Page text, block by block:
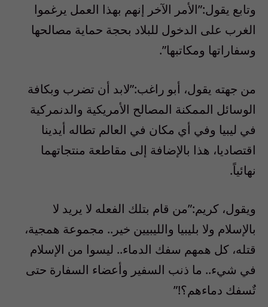
وتابع يقول:”الأمر الآخر إنهم بهذا العمل يرغموا
الغرب على الدخول للبلاد بحجة حماية مصالحها
وسفاراتها ومكاتبها”.
من جهته يقول، أبو راغب:”لابد أن تضرب وبكافة
الوسائل الممكنة المصالح الأمريكية والدنمركية
في ليبيا وفي أي مكان في العالم تطاله أيدينا
اقتصاديا، هذا بالإضافة إلى مقاطعة منتجاتهما
نهائياً.
ويقول، كريم:”من قام بتلك الفعله لا يريد لا
بالإسلام ولا بليبيا والليبيين خير.. مجموعة همجية،
قتله، كل همهم سفك الدماء.. ليسوا من الإسلام
في شيء.. ما ذنب السفير وأعضاء السفارة حتى
تٌسفك دماءهم؟!”